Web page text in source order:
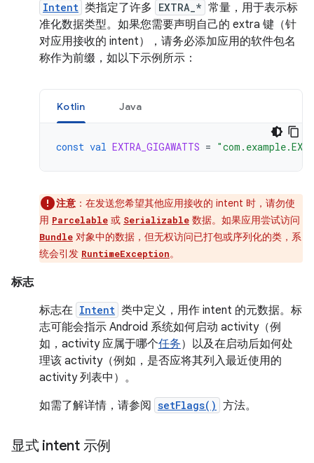
Intent 类指定了许多 EXTRA_* 常量，用于表示标
准化数据类型。如果您需要声明自己的 extra 键（针
对应用接收的 intent），请务必添加应用的软件包名
称作为前缀，如以下示例所示：
Kotlin Java
const val EXTRA_GIGAWATTS =
注意 ：在发送您希望其他应用接收的 intent 时，请勿使
用 Parcelable 或 Serializable 数据。如果应用尝试访问
Bundle 对象中的数据，但无权访问已打包或序列化的类，系
统会引发 RuntimeException。
标志
标志在 Intent 类中定义，用作 intent 的元数据。标
志可能会指示 Android 系统如何启动 activity（例
如，activity 应属于哪个任务）以及在启动后如何处
理该 activity（例如，是否应将其列入最近使用的
activity 列表中）。
如需了解详情，请参阅 setFlags() 方法。
显式 intent 示例